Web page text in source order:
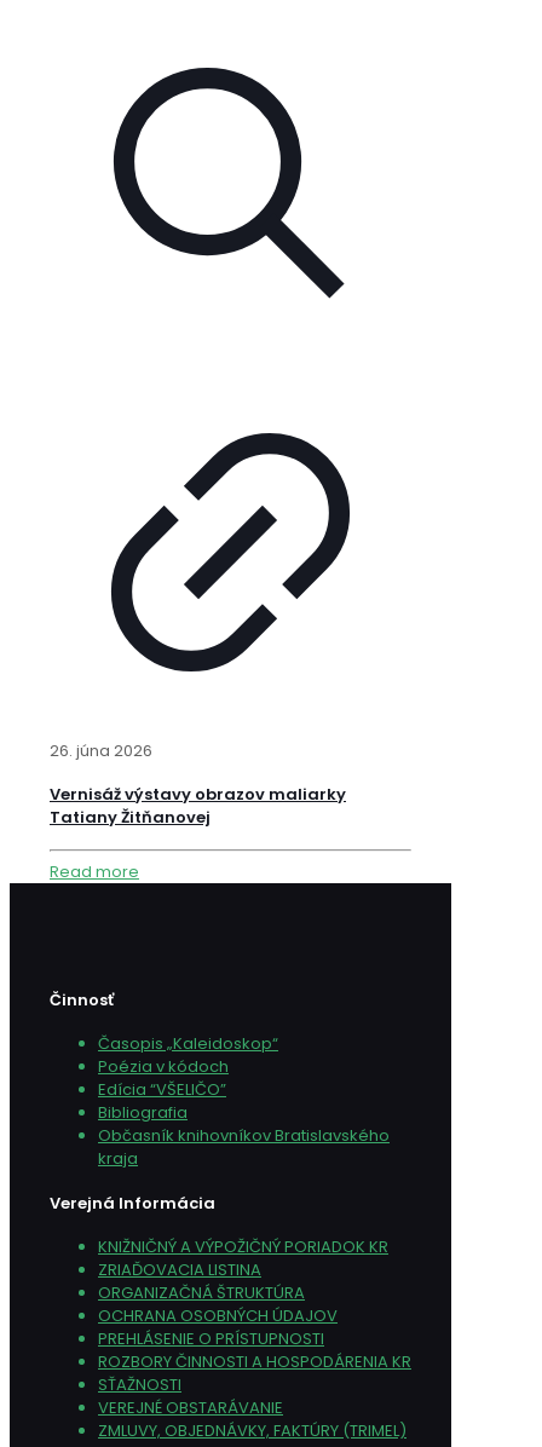
26. júna 2026
Vernisáž výstavy obrazov maliarky
Tatiany Žitňanovej
Read more
Činnosť
Časopis „Kaleidoskop“
Poézia v kódoch
Edícia “VŠELIČO”
Bibliografia
Občasník knihovníkov Bratislavského
kraja
Verejná Informácia
KNIŽNIČNÝ A VÝPOŽIČNÝ PORIADOK KR
ZRIAĎOVACIA LISTINA
ORGANIZAČNÁ ŠTRUKTÚRA
OCHRANA OSOBNÝCH ÚDAJOV
PREHLÁSENIE O PRÍSTUPNOSTI
ROZBORY ČINNOSTI A HOSPODÁRENIA KR
SŤAŽNOSTI
VEREJNÉ OBSTARÁVANIE
ZMLUVY, OBJEDNÁVKY, FAKTÚRY (TRIMEL)